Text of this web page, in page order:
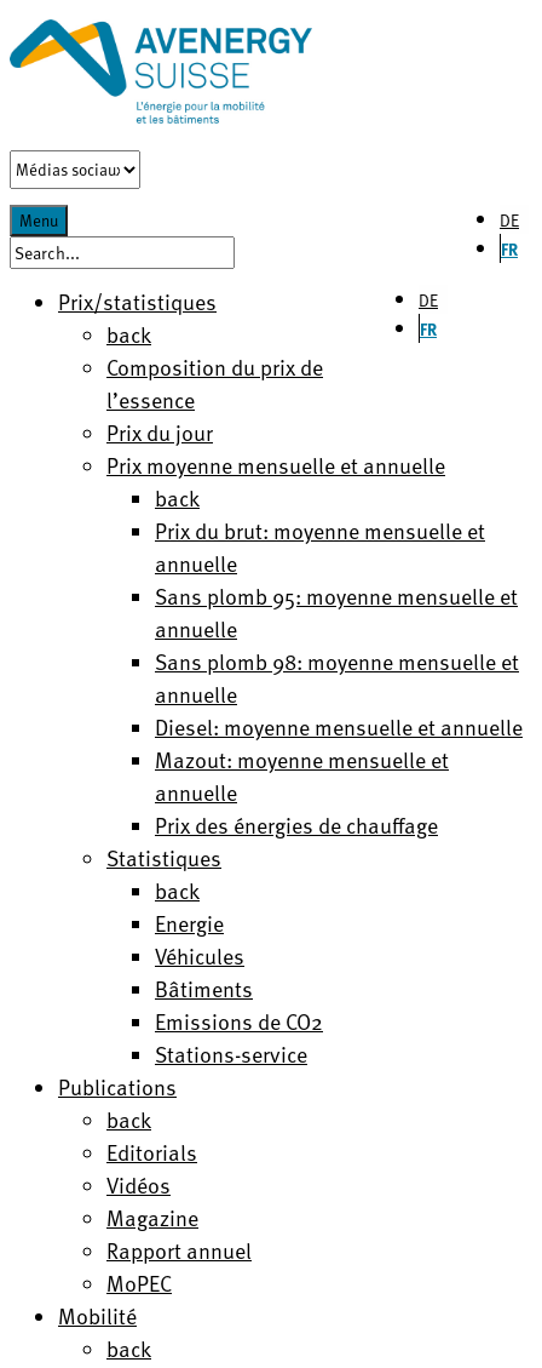
DE
FR
Menu
DE
FR
Prix/statistiques
back
Composition du prix de
l’essence
Prix du jour
Prix moyenne mensuelle et annuelle
back
Prix du brut: moyenne mensuelle et
annuelle
Sans plomb 95: moyenne mensuelle et
annuelle
Sans plomb 98: moyenne mensuelle et
annuelle
Diesel: moyenne mensuelle et annuelle
Mazout: moyenne mensuelle et
annuelle
Prix des énergies de chauffage
Statistiques
back
Energie
Véhicules
Bâtiments
Emissions de CO2
Stations-service
Publications
back
Editorials
Vidéos
Magazine
Rapport annuel
MoPEC
Mobilité
back